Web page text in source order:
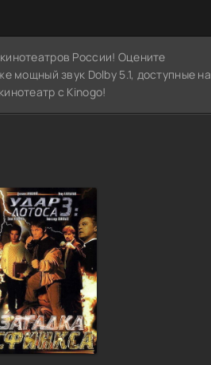
России! Оцените
мощный звук Dolby 5.1, доступные на
с Kinogo!